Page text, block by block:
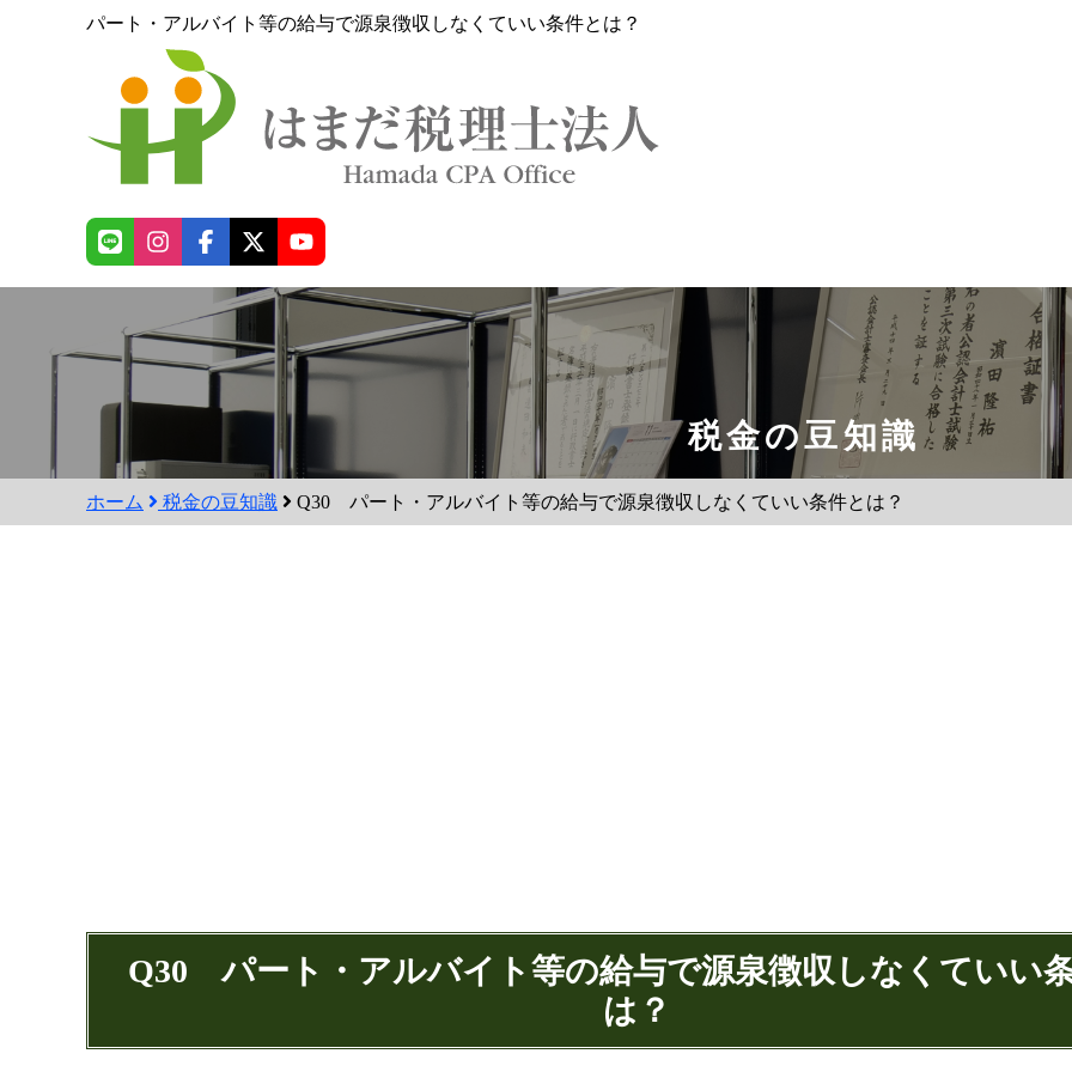
パート・アルバイト等の給与で源泉徴収しなくていい条件とは？
税金の豆知識
ホーム 税金の豆知識 Q30 パート・アルバイト等の給与で源泉徴収しなくていい条件とは？
Q30 パート・アルバイト等の給与で源泉徴収しなくていい
は？